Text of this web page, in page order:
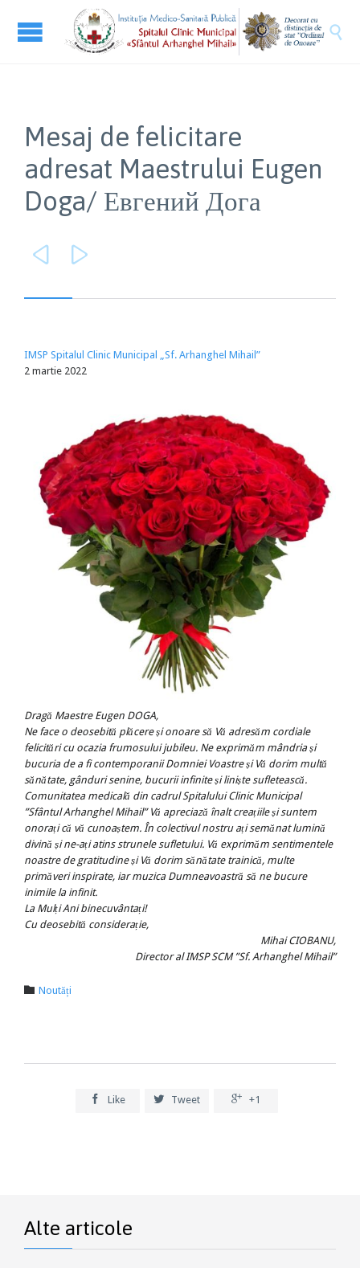

Mesaj de felicitare
adresat Maestrului Eugen
Doga/ Евгений Дога
 
IMSP Spitalul Clinic Municipal „Sf. Arhanghel Mihail”
2 martie 2022
Dragă Maestre Eugen DOGA,
Ne face o deosebită plăcere și onoare să Vă adresăm cordiale
felicitări cu ocazia frumosului jubileu. Ne exprimăm mândria și
bucuria de a fi contemporanii Domniei Voastre și Vă dorim multă
sănătate, gânduri senine, bucurii infinite și liniște sufletească.
Comunitatea medicală din cadrul Spitalului Clinic Municipal
”Sfântul Arhanghel Mihail” Vă apreciază înalt creațiile și suntem
onorați că vă cunoaștem. În colectivul nostru ați semănat lumină
divină și ne-ați atins strunele sufletului. Vă exprimăm sentimentele
noastre de gratitudine și Vă dorim sănătate trainică, multe
primăveri inspirate, iar muzica Dumneavoastră să ne bucure
inimile la infinit.
La Mulți Ani binecuvântați!
Cu deosebită considerație,
Mihai CIOBANU,
Director al IMSP SCM ”Sf. Arhanghel Mihail”
 Category
Noutăți
 Like  Tweet  +1
Alte articole